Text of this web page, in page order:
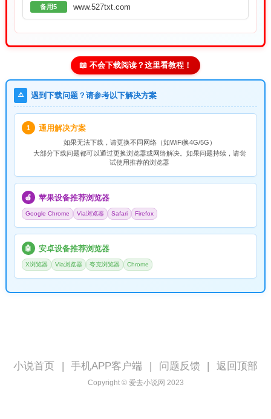
备用5 www.527txt.com
📖 不会下载阅读？这里看教程！
⚠️ 遇到下载问题？请参考以下解决方案
1 通用解决方案
如果无法下载，请更换不同网络（如WiFi换4G/5G）
大部分下载问题都可以通过更换浏览器或网络解决。如果问题持续，请尝
试使用推荐的浏览器
🍎 苹果设备推荐浏览器
Google Chrome Via浏览器 Safari Firefox
🤖 安卓设备推荐浏览器
X浏览器 Via浏览器 夸克浏览器 Chrome
小说首页 手机APP客户端 问题反馈 返回顶部
Copyright © 爱去小说网 2023